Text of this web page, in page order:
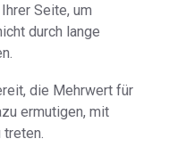
Seite, um
durch lange
die Mehrwert für
ermutigen, mit
treten.